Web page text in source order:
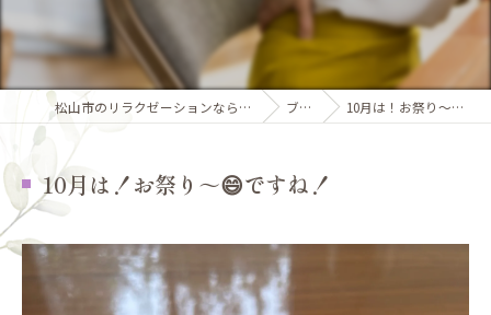
松山市のリラクゼーションならCSサロンVENUS ブログ 10月は！お祭り～😄ですね！
10月は！お祭り～😄ですね！